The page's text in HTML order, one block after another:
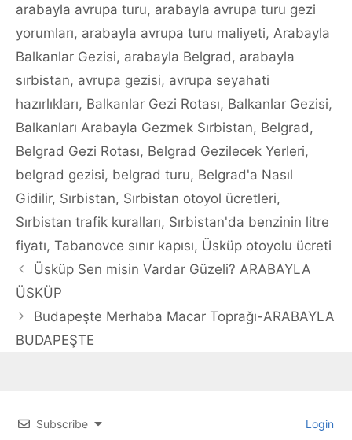
arabayla avrupa turu, arabayla avrupa turu gezi
yorumları, arabayla avrupa turu maliyeti, Arabayla
Balkanlar Gezisi, arabayla Belgrad , arabayla
sırbistan, avrupa gezisi, avrupa seyahati
hazırlıkları, Balkanlar Gezi Rotası, Balkanlar Gezisi,
Balkanları Arabayla Gezmek Sırbistan, Belgrad ,
Belgrad Gezi Rotası, Belgrad Gezilecek Yerleri,
belgrad gezisi, belgrad turu, Belgrad'a Nasıl
Gidilir, Sırbistan, Sırbistan otoyol ücretleri,
Sırbistan trafik kuralları, Sırbistan'da benzinin litre
fiyatı, Tabanovce sınır kapısı, Üsküp otoyolu ücreti
Üsküp Sen misin Vardar Güzeli? ARABAYLA
ÜSKÜP
Budapeşte Merhaba Macar Toprağı-ARABAYLA
BUDAPEŞTE
Subscribe Login